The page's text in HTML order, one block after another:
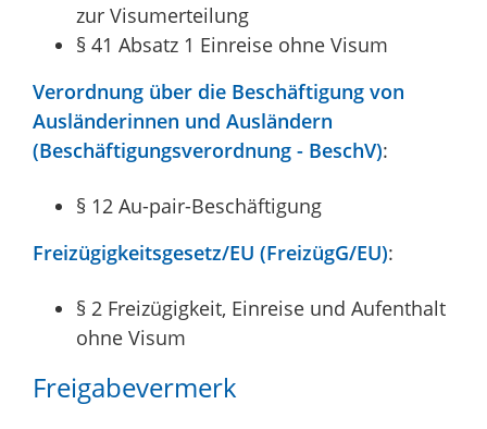
zur Visumerteilung
§ 41 Absatz 1 Einreise ohne Visum
Verordnung über die Beschäftigung von
Ausländerinnen und Ausländern
(Beschäftigungsverordnung - BeschV):
§ 12 Au-pair-Beschäftigung
Freizügigkeitsgesetz/EU (FreizügG/EU):
§ 2 Freizügigkeit, Einreise und Aufenthalt
ohne Visum
Freigabevermerk